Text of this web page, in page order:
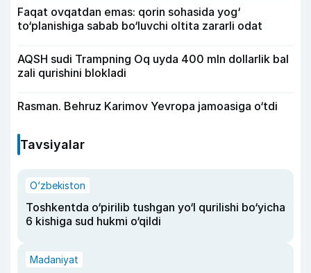
Faqat ovqatdan emas: qorin sohasida yog‘
to‘planishiga sabab bo‘luvchi oltita zararli odat
AQSH sudi Trampning Oq uyda 400 mln dollarlik bal
zali qurishini blokladi
Rasman. Behruz Karimov Yevropa jamoasiga o‘tdi
Tavsiyalar
O‘zbekiston
Toshkentda o‘pirilib tushgan yo‘l qurilishi bo‘yicha
6 kishiga sud hukmi o‘qildi
Madaniyat